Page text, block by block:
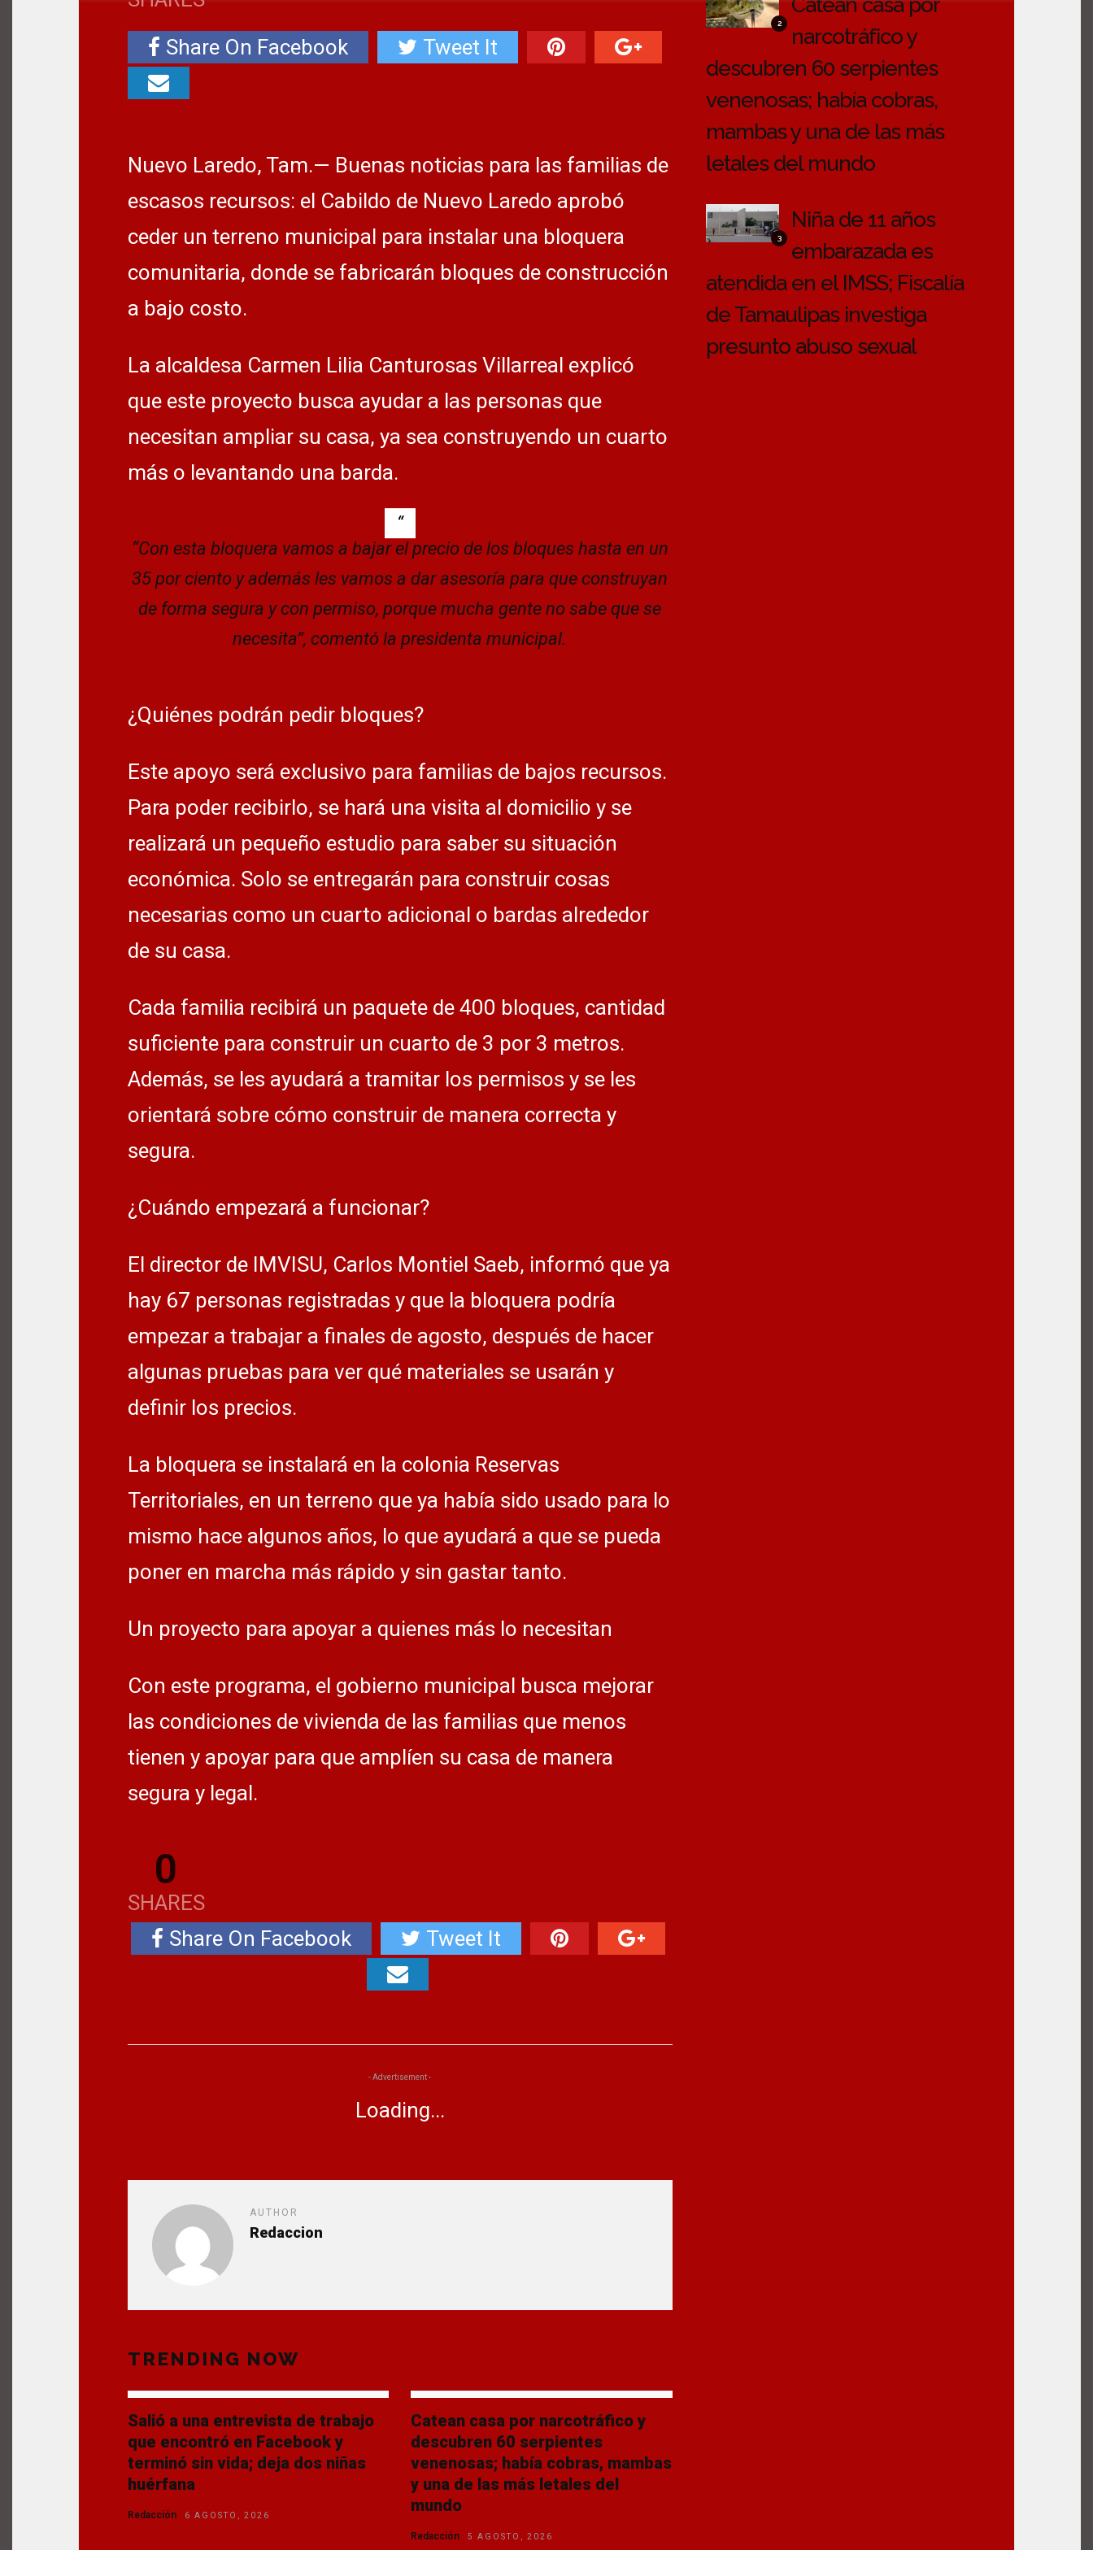
Share On Facebook
Tweet It
Nuevo Laredo, Tam.— Buenas noticias para las familias de
escasos recursos: el Cabildo de Nuevo Laredo aprobó
ceder un terreno municipal para instalar una bloquera
comunitaria, donde se fabricarán bloques de construcción
a bajo costo.
La alcaldesa Carmen Lilia Canturosas Villarreal explicó
que este proyecto busca ayudar a las personas que
necesitan ampliar su casa, ya sea construyendo un cuarto
más o levantando una barda.
“Con esta bloquera vamos a bajar el precio de los bloques hasta en un
35 por ciento y además les vamos a dar asesoría para que construyan
de forma segura y con permiso, porque mucha gente no sabe que se
necesita”, comentó la presidenta municipal.
¿Quiénes podrán pedir bloques?
Este apoyo será exclusivo para familias de bajos recursos.
Para poder recibirlo, se hará una visita al domicilio y se
realizará un pequeño estudio para saber su situación
económica. Solo se entregarán para construir cosas
necesarias como un cuarto adicional o bardas alrededor
de su casa.
Cada familia recibirá un paquete de 400 bloques, cantidad
suficiente para construir un cuarto de 3 por 3 metros.
Además, se les ayudará a tramitar los permisos y se les
orientará sobre cómo construir de manera correcta y
segura.
¿Cuándo empezará a funcionar?
El director de IMVISU, Carlos Montiel Saeb, informó que ya
hay 67 personas registradas y que la bloquera podría
empezar a trabajar a finales de agosto, después de hacer
algunas pruebas para ver qué materiales se usarán y
definir los precios.
La bloquera se instalará en la colonia Reservas
Territoriales, en un terreno que ya había sido usado para lo
mismo hace algunos años, lo que ayudará a que se pueda
poner en marcha más rápido y sin gastar tanto.
Un proyecto para apoyar a quienes más lo necesitan
Con este programa, el gobierno municipal busca mejorar
las condiciones de vivienda de las familias que menos
tienen y apoyar para que amplíen su casa de manera
segura y legal.
0
SHARES
Share On Facebook
Tweet It
- Advertisement -
Loading...
AUTHOR
Redaccion
TRENDING NOW
Salió a una entrevista de trabajo
que encontró en Facebook y
terminó sin vida; deja dos niñas
huérfana
Redacción 6 AGOSTO, 2026
Catean casa por narcotráfico y
descubren 60 serpientes
venenosas; había cobras, mambas
y una de las más letales del
mundo
Redacción 5 AGOSTO, 2026
2
Catean casa por
narcotráfico y
descubren 60 serpientes
venenosas; había cobras,
mambas y una de las más
letales del mundo
3
Niña de 11 años
embarazada es
atendida en el IMSS; Fiscalía
de Tamaulipas investiga
presunto abuso sexual